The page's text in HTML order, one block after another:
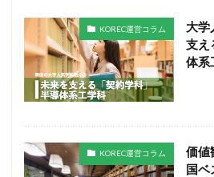
KOREC運営コラム
大
支え
体系
KOREC運営コラム
価値
国ベ